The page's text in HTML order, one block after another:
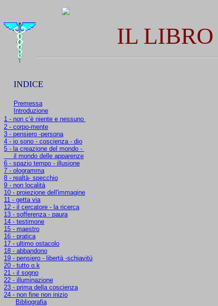
IL
INDICE
Premessa
Introduzione
1 - non c’è niente e nessuno
2 - corpo-mente
3 - pensiero -persona
4 - io sono - coscienza - dio
5 - la creazione del mondo -
il mondo delle apparenze
6 - spazio tempo - illusione
7 - ologramma
8 - realtà- specchio
9 - non località
10 - proiezione dell'immagine
11 - getta via
12 - il cercatore - la ricerca
13 - sofferenza - paura
14 - testimone
15 - maestro
16 - pratica
17 - ultimo ostacolo
18 - abbandono
19 - pensiero - libertà -schiavitù
20 - tutto o.k
21 - il sogno
22 - illuminazione
23 - prima della coscienza
24 - non fine non inizio
Bibliografia